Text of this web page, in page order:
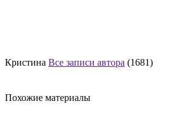
Кристина Все записи автора (1681)
Похожие материалы